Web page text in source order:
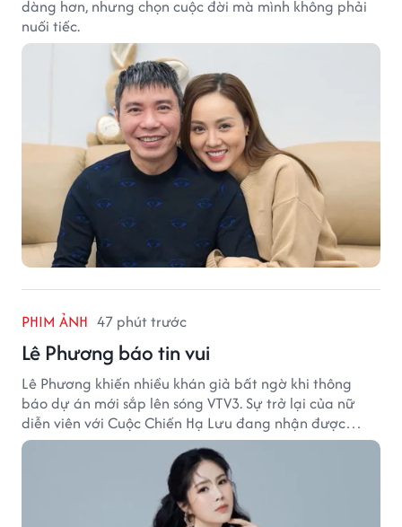
dàng hơn, nhưng chọn cuộc đời mà mình không phải
nuối tiếc.
PHIM ẢNH 47 phút trước
Lê Phương báo tin vui
Lê Phương khiến nhiều khán giả bất ngờ khi thông
báo dự án mới sắp lên sóng VTV3. Sự trở lại của nữ
diễn viên với Cuộc Chiến Hạ Lưu đang nhận được
nhiều sự quan tâm.